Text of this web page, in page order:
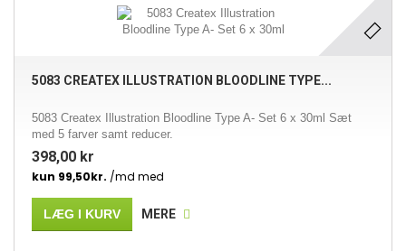
5083 CREATEX ILLUSTRATION BLOODLINE TYPE...
5083 Createx Illustration Bloodline Type A- Set 6 x 30ml Sæt
med 5 farver samt reducer.
398,00 kr
LÆG I KURV MERE